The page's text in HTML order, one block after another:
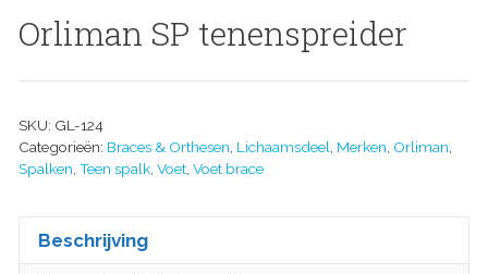
Orliman SP tenenspreider
SKU: GL-124
Categorieën: Braces & Orthesen Lichaamsdeel Merken Orliman
Spalken Teen spalk Voet Voet brace
Beschrijving